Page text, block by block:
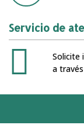
Servicio de
Solicite
a